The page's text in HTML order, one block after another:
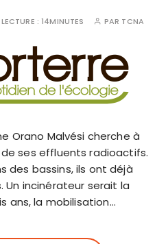
:14MINUTES PAR TCNA
Orano Malvési cherche à
ses effluents radioactifs.
des bassins, ils ont déjà
incinérateur serait la
ans, la mobilisation…